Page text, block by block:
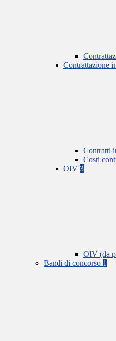
Contrattazione
Contratti
Costi
OIV 3
OIV (da
Bandi di concorso 1